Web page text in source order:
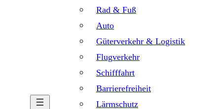
Rad & Fuß
Auto
Güterverkehr & Logistik
Flugverkehr
Schifffahrt
Barrierefreiheit
Lärmschutz